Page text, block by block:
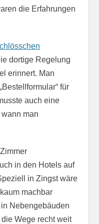
die Erfahrungen
dortige Regelung
erinnert. Man
für
auch eine
man
in den Hotels auf
in Zingst wäre
machbar
Nebengebäuden
Wege recht weit